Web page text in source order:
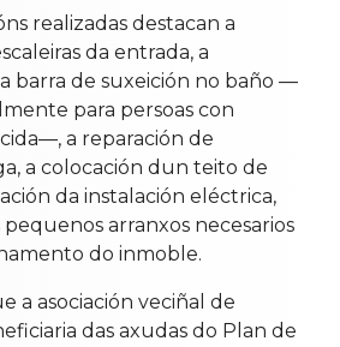
realizadas destacan a
da entrada, a
barra de suxeición no baño —
para persoas con
a reparación de
a colocación dun teito de
da instalación eléctrica,
arranxos necesarios
do inmoble.
a asociación veciñal de
das axudas do Plan de